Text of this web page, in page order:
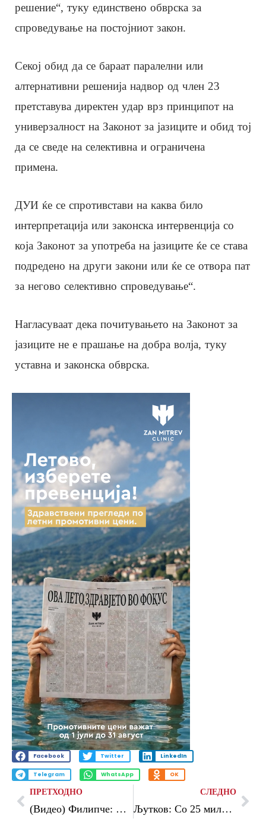
решение“, туку единствено обврска за
спроведување на постојниот закон.
Секој обид да се бараат паралелни или
алтернативни решенија надвор од член 23
претставува директен удар врз принципот на
универзалност на Законот за јазиците и обид тој
да се сведе на селективна и ограничена
примена.
ДУИ ќе се спротивстави на каква било
интерпретација или законска интервенција со
која Законот за употреба на јазиците ќе се става
подредено на други закони или ќе се отвора пат
за негово селективно спроведување“.
Нагласуваат дека почитувањето на Законот за
јазиците не е прашање на добра волја, туку
уставна и законска обврска.
Facebook Twitter LinkedIn
Telegram WhatsApp OK
ПРЕТХОДНО
(Видео) Филипче: Мицкоски да одговори зошто не ги става Бугарите и другите малцинства во Уставот и да ги почне преговорите со ЕУ
СЛЕДНО
Љутков: Со 25 милиони денари, целосно реконструиран Спомен-домот на Разловечкото востание и поставена нова музејска поставка